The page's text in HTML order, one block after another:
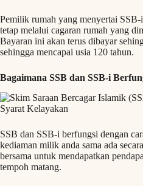
Pemilik rumah yang menyertai SSB-
tetap melalui cagaran rumah yang
Bayaran ini akan terus dibayar
sehingga mencapai usia 120 tahun.
Bagaimana SSB dan SSB-i
SSB dan SSB-i berfungsi dengan
kediaman milik anda sama ada
bersama untuk mendapatkan
tempoh matang.